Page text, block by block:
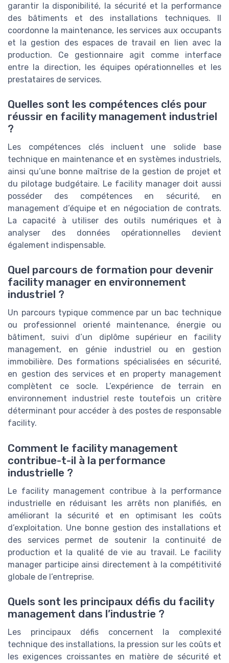
garantir la disponibilité, la sécurité et la performance
des bâtiments et des installations techniques. Il
coordonne la maintenance, les services aux occupants
et la gestion des espaces de travail en lien avec la
production. Ce gestionnaire agit comme interface
entre la direction, les équipes opérationnelles et les
prestataires de services.
Quelles sont les compétences clés pour
réussir en facility management industriel
?
Les compétences clés incluent une solide base
technique en maintenance et en systèmes industriels,
ainsi qu’une bonne maîtrise de la gestion de projet et
du pilotage budgétaire. Le facility manager doit aussi
posséder des compétences en sécurité, en
management d’équipe et en négociation de contrats.
La capacité à utiliser des outils numériques et à
analyser des données opérationnelles devient
également indispensable.
Quel parcours de formation pour devenir
facility manager en environnement
industriel ?
Un parcours typique commence par un bac technique
ou professionnel orienté maintenance, énergie ou
bâtiment, suivi d’un diplôme supérieur en facility
management, en génie industriel ou en gestion
immobilière. Des formations spécialisées en sécurité,
en gestion des services et en property management
complètent ce socle. L’expérience de terrain en
environnement industriel reste toutefois un critère
déterminant pour accéder à des postes de responsable
facility.
Comment le facility management
contribue-t-il à la performance
industrielle ?
Le facility management contribue à la performance
industrielle en réduisant les arrêts non planifiés, en
améliorant la sécurité et en optimisant les coûts
d’exploitation. Une bonne gestion des installations et
des services permet de soutenir la continuité de
production et la qualité de vie au travail. Le facility
manager participe ainsi directement à la compétitivité
globale de l’entreprise.
Quels sont les principaux défis du facility
management dans l’industrie ?
Les principaux défis concernent la complexité
technique des installations, la pression sur les coûts et
les exigences croissantes en matière de sécurité et